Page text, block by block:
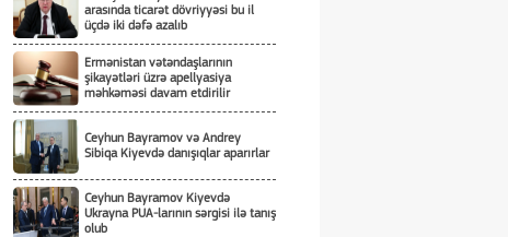
arasında ticarət dövriyyəsi bu il
üçdə iki dəfə azalıb
Ermənistan vətəndaşlarının
şikayətləri üzrə apellyasiya
məhkəməsi davam etdirilir
Ceyhun Bayramov və Andrey
Sibiqa Kiyevdə danışıqlar aparırlar
Ceyhun Bayramov Kiyevdə
Ukrayna PUA-larının sərgisi ilə tanış
olub